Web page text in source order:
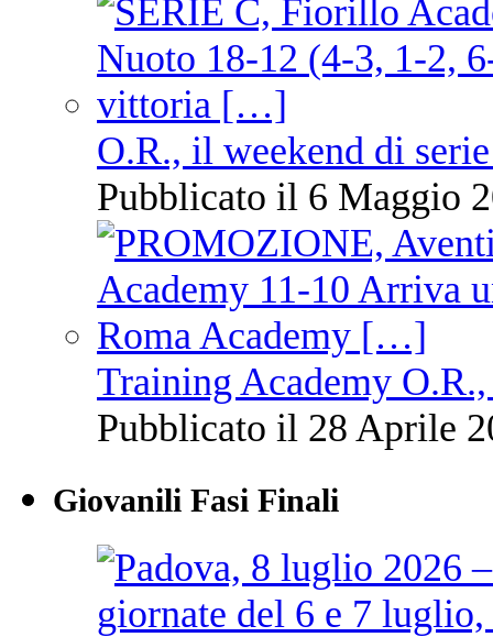
O.R., il weekend di
Pubblicato il 6 Maggio
Training Academy
Pubblicato il 28 Aprile
Giovanili Fasi Finali